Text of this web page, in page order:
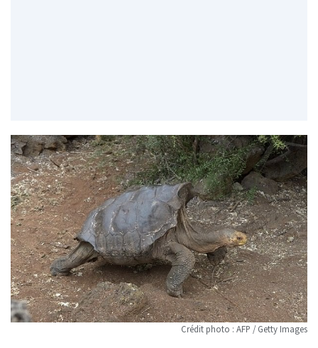
Crédit photo : AFP / Getty Images